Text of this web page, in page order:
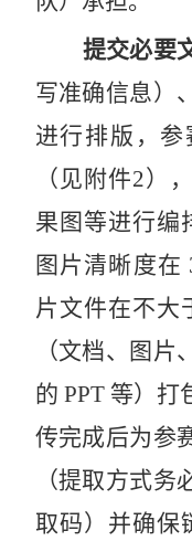
提交必要
写准确信息）
进行排版，
（ 见附件2）
果图等进行编
图片清晰度在
片文件在不大
（文档、图
的 PPT 等）打
传完成后为参
（提取方式
取码）并确保